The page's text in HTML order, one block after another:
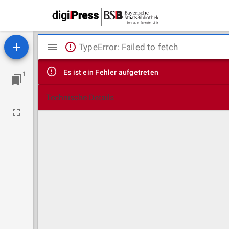
1
Mirador
Viewer
TypeError: Failed to fetch
Es ist ein Fehler aufgetreten
Technische Details